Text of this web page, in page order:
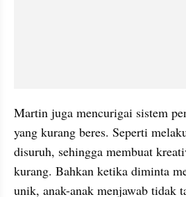
Martin juga mencurigai sistem
yang kurang beres. Seperti
disuruh, sehingga membuat
kurang. Bahkan ketika diminta
unik, anak-anak menjawab tidak